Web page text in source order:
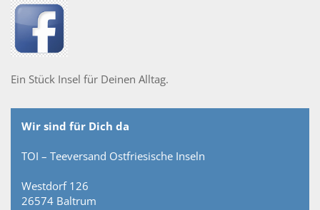
Ein Stück Insel für Deinen Alltag.
Wir sind für Dich da
TOI – Teeversand Ostfriesische Inseln
Westdorf 126
26574 Baltrum